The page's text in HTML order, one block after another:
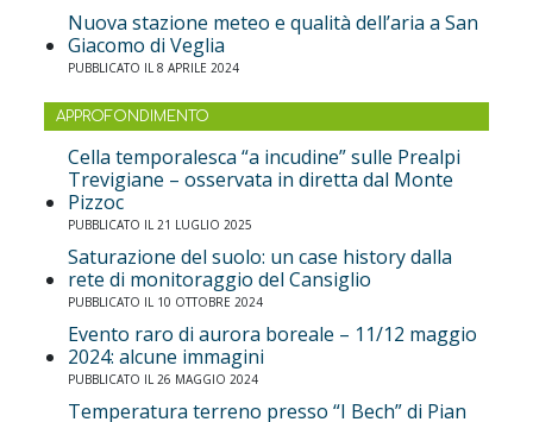
Nuova stazione meteo e qualità dell’aria a San
Giacomo di Veglia
PUBBLICATO IL 8 APRILE 2024
APPROFONDIMENTO
Cella temporalesca “a incudine” sulle Prealpi
Trevigiane – osservata in diretta dal Monte
Pizzoc
PUBBLICATO IL 21 LUGLIO 2025
Saturazione del suolo: un case history dalla
rete di monitoraggio del Cansiglio
PUBBLICATO IL 10 OTTOBRE 2024
Evento raro di aurora boreale – 11/12 maggio
2024: alcune immagini
PUBBLICATO IL 26 MAGGIO 2024
Temperatura terreno presso “I Bech” di Pian